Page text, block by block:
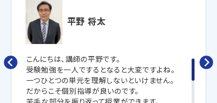
寧に教えてくれるから、効率良く成績アップを目指せま
す！
さらに、授業日以外も利用できる
要科目の対策ができる
します。
トライで一緒に、今までで一番成長できる夏にしよ
う！
平野 将太
こんにちは、講師の平野です。
受験勉強を一人でするとなると大変ですよね。
一つひとつの単元を理解しないといけません。
だからこそ個別指導が良いのです。